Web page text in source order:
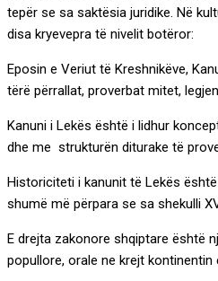
tepër se sa saktësia juridike. Në
disa kryevepra të nivelit botëror:
Eposin e Veriut të Kreshnikëve,
tërë përrallat, proverbat mitet,
Kanuni i Lekës është i lidhur
dhe me strukturën diturake të
Historiciteti i kanunit të Lekës
shumë më përpara se sa shekulli
E drejta zakonore shqiptare është
popullore, orale ne krejt kontinentin